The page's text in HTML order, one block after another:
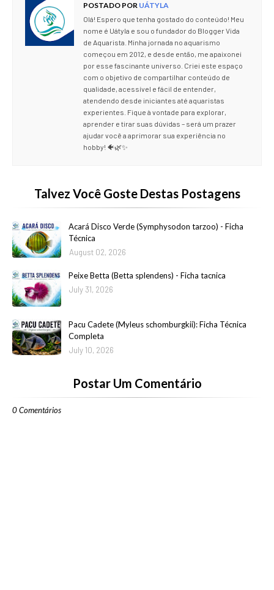
POSTADO POR UÁTYLA
Olá! Espero que tenha gostado do conteúdo! Meu
nome é Uátyla e sou o fundador do Blogger Vida
de Aquarista. Minha jornada no aquarismo
começou em 2012, e desde então, me apaixonei
por esse fascinante universo. Criei este espaço
com o objetivo de compartilhar conteúdo de
qualidade, acessível e fácil de entender,
atendendo desde iniciantes até aquaristas
experientes. Fique à vontade para explorar,
aprender e tirar suas dúvidas – será um prazer
ajudar você a aprimorar sua experiência no
hobby! 🐠🌿✨
Talvez Você Goste Destas Postagens
Acará Disco Verde (Symphysodon tarzoo) - Ficha
Técnica
August 02, 2026
Peixe Betta (Betta splendens) - Ficha tacnica
July 31, 2026
Pacu Cadete (Myleus schomburgkii): Ficha Técnica
Completa
July 10, 2026
Postar Um Comentário
0 Comentários